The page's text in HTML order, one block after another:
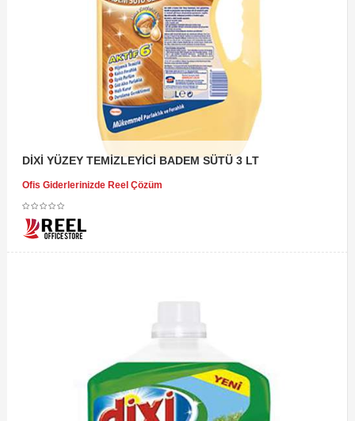
DİXİ YÜZEY TEMİZLEYİCİ BADEM SÜTÜ 3 LT
Ofis Giderlerinizde Reel Çözüm